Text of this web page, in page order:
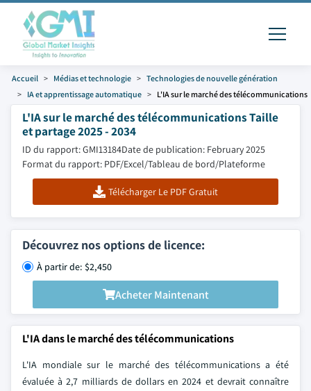
Accueil Médias et technologie
Technologies de nouvelle génération
IA et apprentissage automatique
L'IA sur le marché des télécommunications
L'IA sur le marché des télécommunications Taille
et partage 2025 - 2034
ID du rapport: GMI13184Date de publication: February 2025
Format du rapport: PDF/Excel/Tableau de bord/Plateforme
Télécharger Le PDF Gratuit
Découvrez nos options de licence:
À partir de: $2,450
Acheter Maintenant
L'IA dans le marché des télécommunications
L'IA mondiale sur le marché des télécommunications a été
évaluée à 2,7 milliards de dollars en 2024 et devrait connaître